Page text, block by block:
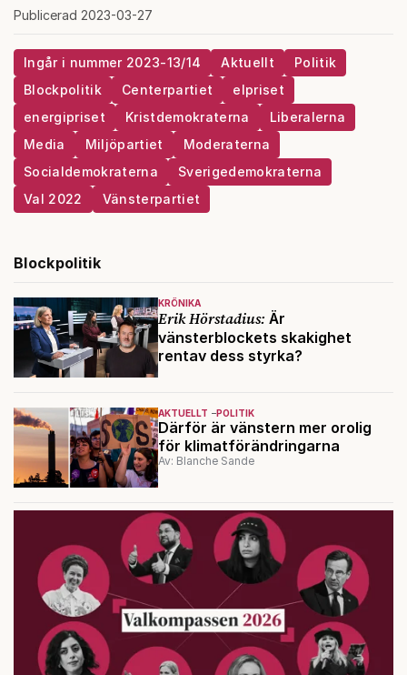
Publicerad 2023-03-27
Ingår i nummer 2023-13/14 Aktuellt
Politik
Blockpolitik
Centerpartiet
elpriset
energipriset
Kristdemokraterna
Liberalerna
Media
Miljöpartiet
Moderaterna
Socialdemokraterna
Sverigedemokraterna
Val 2022
Vänsterpartiet
Blockpolitik
KRÖNIKA
Erik Hörstadius: Är
vänsterblockets skakighet
rentav dess styrka?
AKTUELLT POLITIK
Därför är vänstern mer orolig
för klimatförändringarna
Av: Blanche Sande